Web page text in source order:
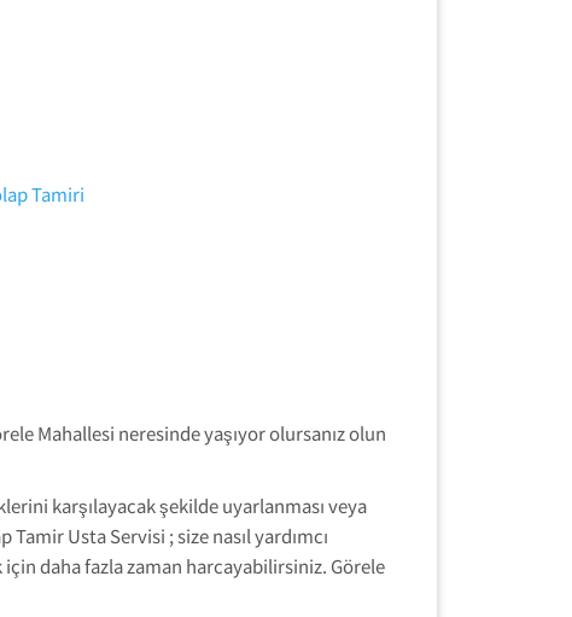
Mahallesi neresinde yaşıyor olursanız olun
karşılayacak şekilde uyarlanması veya
Usta Servisi ; size nasıl yardımcı
daha fazla zaman harcayabilirsiniz. Görele